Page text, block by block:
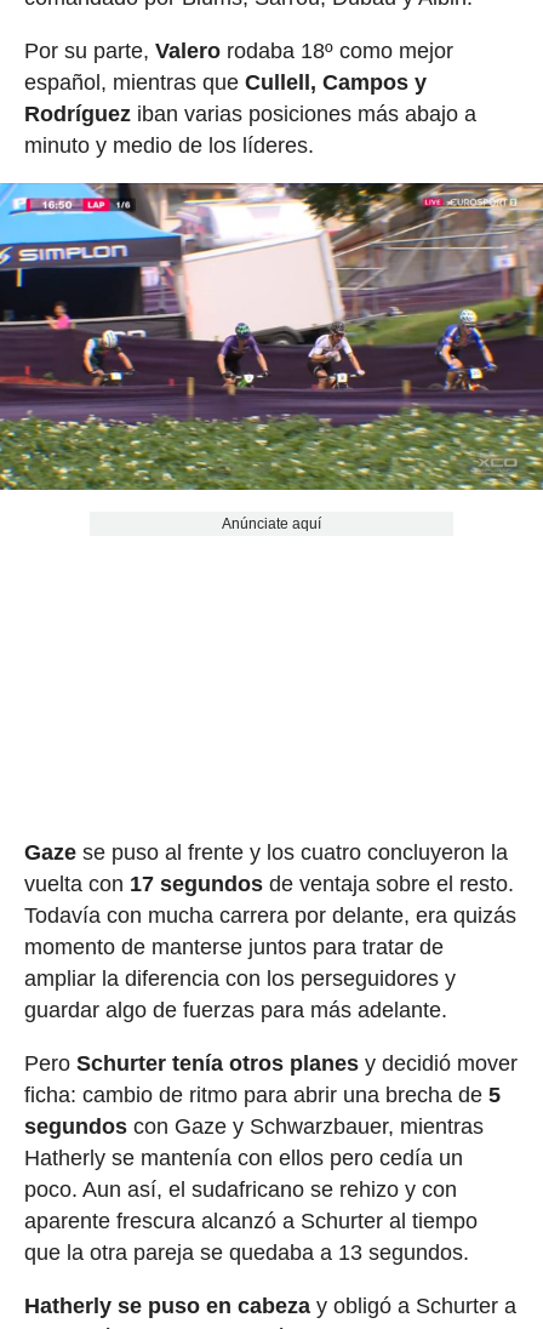
Por su parte, Valerorodaba 18º como mejor
español, mientras que Cullell, Campos y
Rodrígueziban varias posiciones más abajo a
minuto y medio de los líderes.
Anúnciate aquí
Gazese puso al frente y los cuatro concluyeron la
vuelta con 17 segundosde ventaja sobre el resto.
Todavía con mucha carrera por delante, era quizás
momento de manterse juntos para tratar de
ampliar la diferencia con los perseguidores y
guardar algo de fuerzas para más adelante.
Pero Schurter tenía otros planesy decidió mover
ficha: cambio de ritmo para abrir una brecha de 5
segundoscon Gaze y Schwarzbauer, mientras
Hatherly se mantenía con ellos pero cedía un
poco. Aun así, el sudafricano se rehizo y con
aparente frescura alcanzó a Schurter al tiempo
que la otra pareja se quedaba a 13 segundos.
Hatherly se puso en cabezay obligó a Schurter a